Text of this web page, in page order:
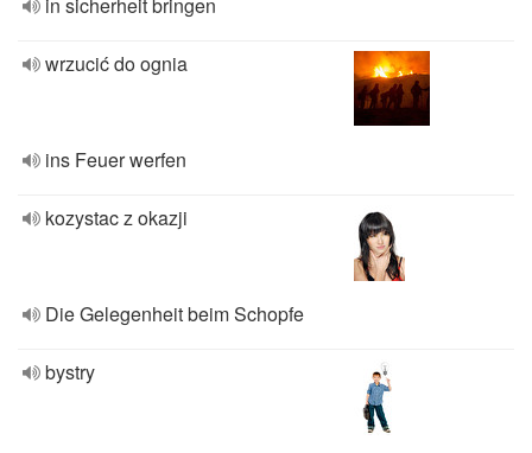
wrzucić do ognia
ins Feuer werfen
kozystac z okazji
Die Gelegenheit beim Schopfe
bystry